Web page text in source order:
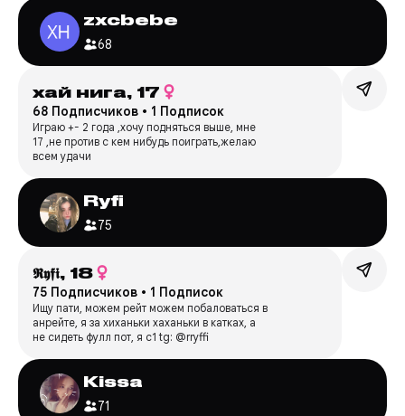
zxcbebe
68
хай нига, 17
68 Подписчиков • 1 Подписок
Играю +- 2 года ,хочу подняться выше, мне
17 ,не против с кем нибудь поиграть,желаю
всем удачи
Ryfi
75
𝕽𝖞𝖋𝖎, 18
75 Подписчиков • 1 Подписок
Ищу пати, можем рейт можем побаловаться в
анрейте, я за хиханьки хаханьки в катках, а
не сидеть фулл пот, я с1 tg: @rryffi
Kissa
71